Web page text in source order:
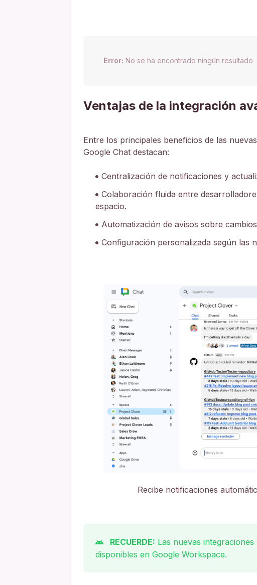
Error: No se ha encontrado ningún resultado
Ventajas de la integración
Entre los principales beneficios de las
Google Chat destacan:
Centralización de notificaciones y
Colaboración fluida entre
espacio.
Automatización de avisos sobre
Configuración personalizada según las
Recibe notificaciones
RECUERDE: Las nuevas
disponibles en Google Workspace.